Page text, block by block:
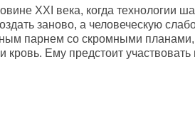
XXI века, когда технологии
заново, а человеческую
парнем со скромными
кровь. Ему предстоит